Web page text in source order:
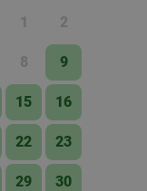
1 2
8 9
15 16
22 23
29 30